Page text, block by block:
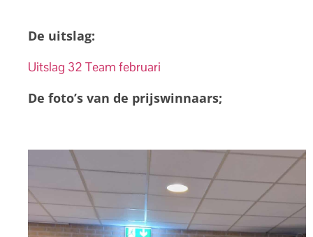
De uitslag:
Uitslag 32 Team februari
De foto’s van de prijswinnaars;